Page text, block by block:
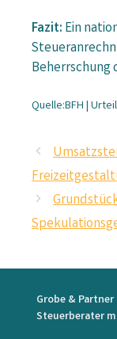
Fazit: Ein
Beherrschung
Quelle:BFH |
Grobe & Partner
Steuerberater